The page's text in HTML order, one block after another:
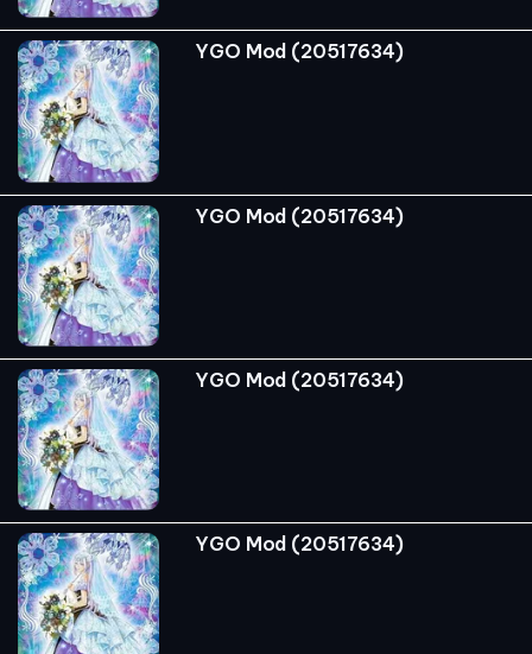
YGO Mod (20517634)
YGO Mod (20517634)
YGO Mod (20517634)
YGO Mod (20517634)